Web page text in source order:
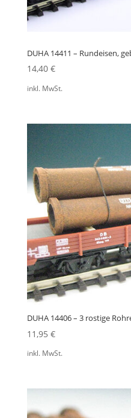
DUHA 14411 – Rundeisen,
14,40 €
inkl. MwSt.
DUHA 14406 – 3 rostige
11,95 €
inkl. MwSt.